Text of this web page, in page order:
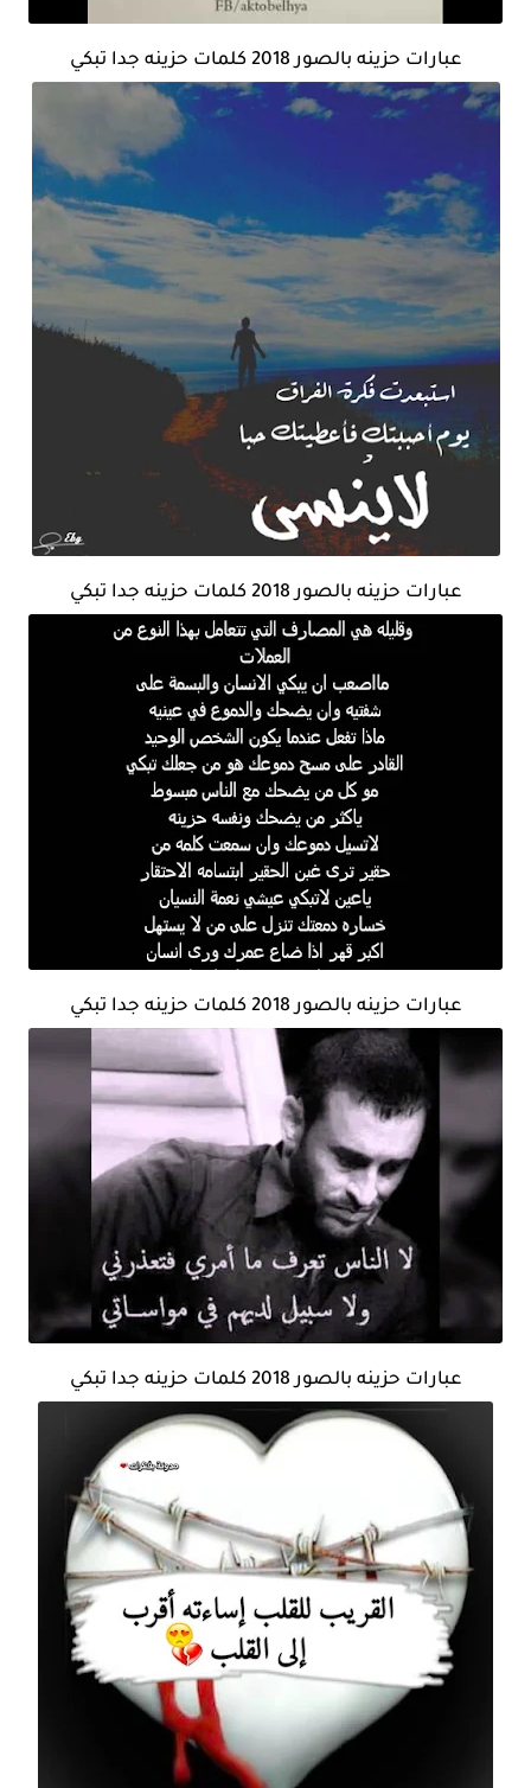
عبارات حزينه بالصور 2018 كلمات حزينه جدا تبكي
عبارات حزينه بالصور 2018 كلمات حزينه جدا تبكي
عبارات حزينه بالصور 2018 كلمات حزينه جدا تبكي
عبارات حزينه بالصور 2018 كلمات حزينه جدا تبكي